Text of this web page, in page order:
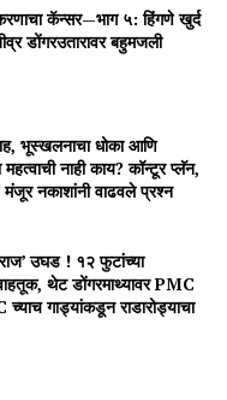
कॅन्सर—भाग ५: हिंगणे खुर्द
डोंगरउतारावर बहुमजली
भूस्खलनाचा धोका आणि
महत्वाची नाही काय? कॉन्टूर प्लॅन,
नकाशांनी वाढवले प्रश्न
उघड ! १२ फुटांच्या
थेट डोंगरमाथ्यावर PMC
गाड्यांकडून राडारोड्याचा